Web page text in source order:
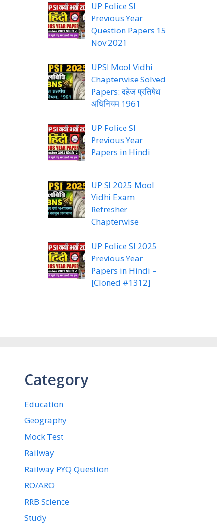
UP Police SI
Previous Year
Question Papers 15
Nov 2021
UPSI Mool Vidhi
Chapterwise Solved
Papers: दहेज प्रतिषेध
अधिनियम 1961
UP Police SI
Previous Year
Papers in Hindi
UP SI 2025 Mool
Vidhi Exam
Refresher
Chapterwise
UP Police SI 2025
Previous Year
Papers in Hindi –
[Cloned #1312]
Category
Education
Geography
Mock Test
Railway
Railway PYQ Question
RO/ARO
RRB Science
Study